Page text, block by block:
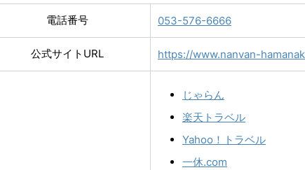
電話番号 053-576-6666
公式サイトURL https://www.nanvan-
じゃらん
楽天トラベル
Yahoo！トラベル
一休.com